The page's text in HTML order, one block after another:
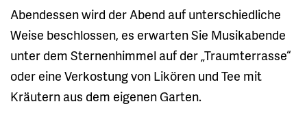
Abendessen wird der Abend auf unterschiedliche
Weise beschlossen, es erwarten Sie Musikabende
unter dem Sternenhimmel auf der „Traumterrasse“
oder eine Verkostung von Likören und Tee mit
Kräutern aus dem eigenen Garten.